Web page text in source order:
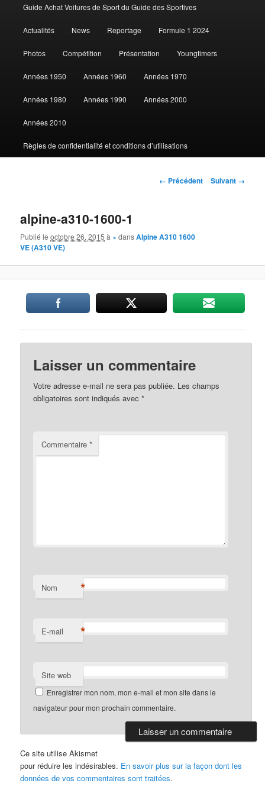
au
contenu
Guide Achat Voitures de Sport du Guide des Sportives
Actualités News Reportage Formule 1 2024
Photos Compétition Présentation Youngtimers
Années 1950 Années 1960 Années 1970
Années 1980 Années 1990 Années 2000
Années 2010
Règles de confidentialité et conditions d’utilisations
Navigation
← Précédent Suivant →
alpine-a310-1600-1
Publié leoctobre 26, 2015 à ×dansAlpine A310 1600
VE (A310 VE)
Laisser un commentaire
Votre adresse e-mail ne sera pas publiée. Les champs
obligatoires sont indiqués avec*
Commentaire*
Nom *
E-mail *
Site web
Enregistrer mon nom, mon e-mail et mon site dans le
navigateur pour mon prochain commentaire.
Ce site utilise Akismet
pour réduire les indésirables. En savoir plus sur la façon dont les
données de vos commentaires sont traitées.